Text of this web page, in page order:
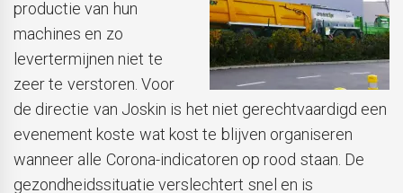
productie van hun
machines en zo
levertermijnen niet te
zeer te verstoren. Voor
de directie van Joskin is het niet gerechtvaardigd een
evenement koste wat kost te blijven organiseren
wanneer alle Corona-indicatoren op rood staan. De
gezondheidssituatie verslechtert snel en is